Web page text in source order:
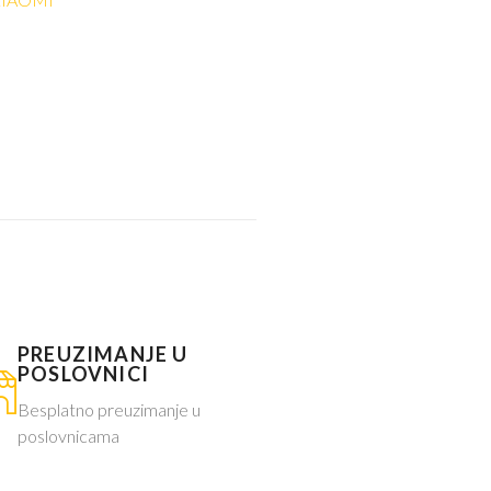
PREUZIMANJE U
POSLOVNICI
Besplatno preuzimanje u
poslovnicama